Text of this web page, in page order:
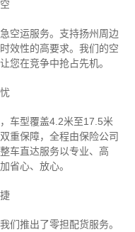
空运服务。支持扬州周边
效性的高要求。我们的空
您在竞争中抢占先机。
车型覆盖4.2米至17.5米
重保障，全程由保险公司
车直达服务以专业、高
省心、放心。
们推出了零担配货服务。